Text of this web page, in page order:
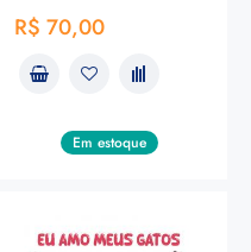
R$ 70,00
Em estoque